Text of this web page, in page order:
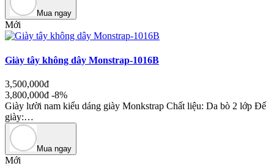
Mua ngay
Mới
Giày tây không dây Monstrap-1016B
3,500,000đ
3,800,000đ -8%
Giày lười nam kiểu dáng giày Monkstrap Chất liệu: Da bò 2 lớp Đế
giày:…
Mua ngay
Mới